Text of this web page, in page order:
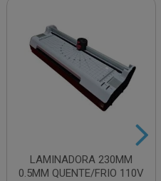
LAMINADORA 230MM
0.5MM QUENTE/FRIO 110V